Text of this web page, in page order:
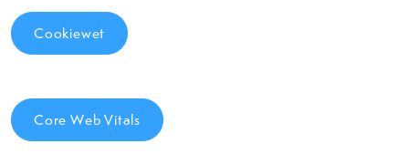
Cookiewet
Core Web Vitals